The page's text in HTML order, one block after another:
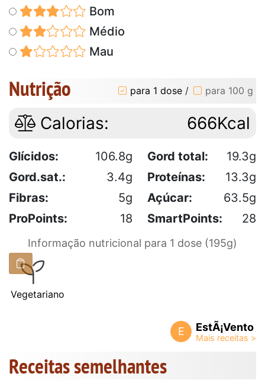
Bom
Médio
Mau
Nutrição para 1 dose / para 100 g
Calorias: 666Kcal
Glícidos: 106.8g Gord total:
19.3g
Gord.sat.:
3.4g Proteínas:
13.3g
Fibras:
5g Açúcar:
63.5g
ProPoints:
18 SmartPoints: 28
Informação nutricional para 1 dose (195g)
Vegetariano
E EstÃ¡Vento
Receitas semelhantes